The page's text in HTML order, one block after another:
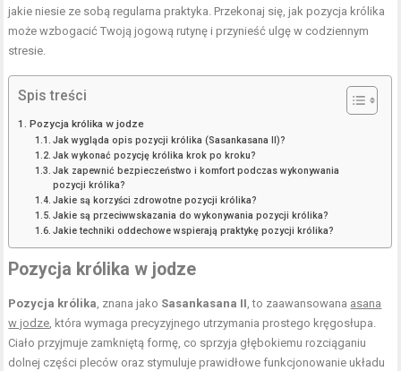
jakie niesie ze sobą regularna praktyka. Przekonaj się, jak pozycja królika
może wzbogacić Twoją jogową rutynę i przynieść ulgę w codziennym
stresie.
Spis treści
Pozycja królika w jodze
Jak wygląda opis pozycji królika (Sasankasana II)?
Jak wykonać pozycję królika krok po kroku?
Jak zapewnić bezpieczeństwo i komfort podczas wykonywania
pozycji królika?
Jakie są korzyści zdrowotne pozycji królika?
Jakie są przeciwwskazania do wykonywania pozycji królika?
Jakie techniki oddechowe wspierają praktykę pozycji królika?
Pozycja królika w jodze
Pozycja królika, znana jako Sasankasana II, to zaawansowana asana
w jodze, która wymaga precyzyjnego utrzymania prostego kręgosłupa.
Ciało przyjmuje zamkniętą formę, co sprzyja głębokiemu rozciąganiu
dolnej części pleców oraz stymuluje prawidłowe funkcjonowanie układu